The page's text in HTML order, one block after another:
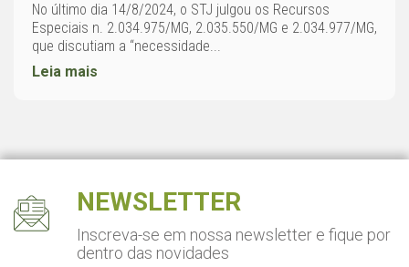
No último dia 14/8/2024, o STJ julgou os Recursos
Especiais n. 2.034.975/MG, 2.035.550/MG e 2.034.977/MG,
que discutiam a “necessidade...
Leia mais
NEWSLETTER
Inscreva-se em nossa newsletter e fique por
dentro das novidades